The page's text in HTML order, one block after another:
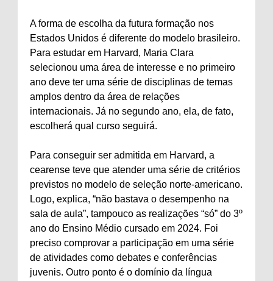
A forma de escolha da futura formação nos
Estados Unidos é diferente do modelo brasileiro.
Para estudar em Harvard, Maria Clara
selecionou uma área de interesse e no primeiro
ano deve ter uma série de disciplinas de temas
amplos dentro da área de relações
internacionais. Já no segundo ano, ela, de fato,
escolherá qual curso seguirá.
Para conseguir ser admitida em Harvard, a
cearense teve que atender uma série de critérios
previstos no modelo de seleção norte-americano.
Logo, explica, “não bastava o desempenho na
sala de aula”, tampouco as realizações “só” do 3º
ano do Ensino Médio cursado em 2024. Foi
preciso comprovar a participação em uma série
de atividades como debates e conferências
juvenis. Outro ponto é o domínio da língua